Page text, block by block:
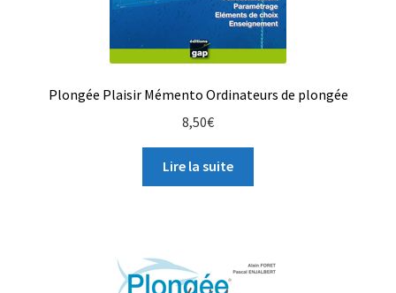
Plongée Plaisir Mémento Ordinateurs de plongée
8,50€
Lire la suite